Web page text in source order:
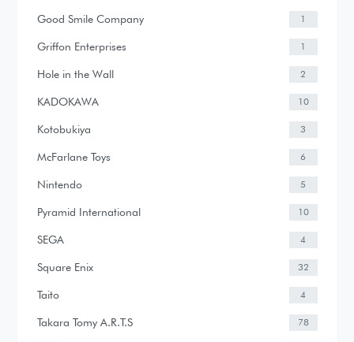
Good Smile Company 1
Griffon Enterprises 1
Hole in the Wall 2
KADOKAWA 10
Kotobukiya 3
McFarlane Toys 6
Nintendo 5
Pyramid International 10
SEGA 4
Square Enix 32
Taito 4
Takara Tomy A.R.T.S 78